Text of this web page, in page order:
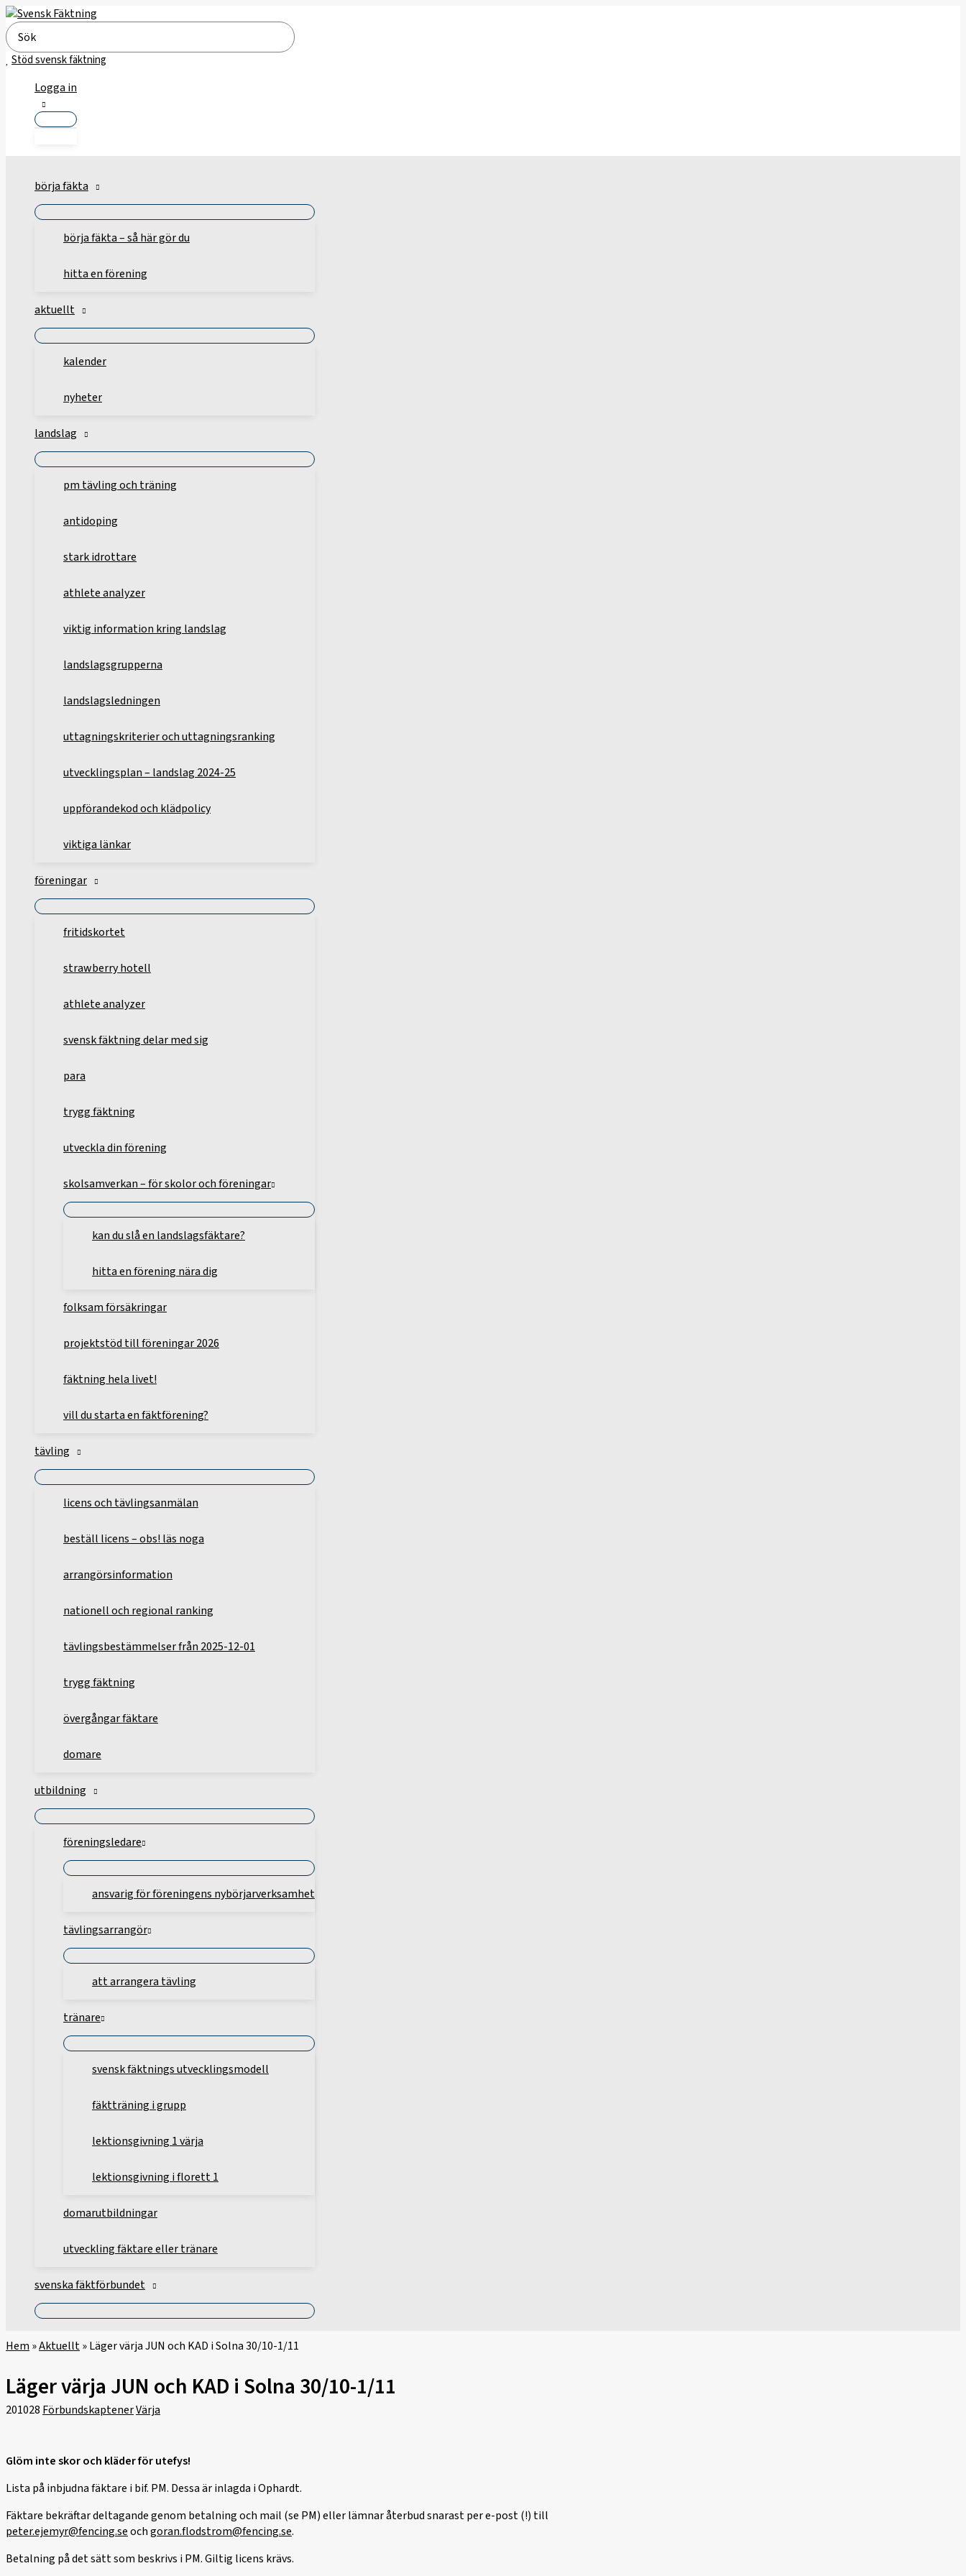
Hoppa
till
innehåll
Search
for:
Stöd svensk fäktning
Logga in
börja fäkta
börja fäkta – så här gör du
hitta en förening
aktuellt
kalender
nyheter
landslag
pm tävling och träning
antidoping
stark idrottare
athlete analyzer
viktig information kring landslag
landslagsgrupperna
landslagsledningen
uttagningskriterier och uttagningsranking
utvecklingsplan – landslag 2024-25
uppförandekod och klädpolicy
viktiga länkar
föreningar
fritidskortet
strawberry hotell
athlete analyzer
svensk fäktning delar med sig
para
trygg fäktning
utveckla din förening
skolsamverkan – för skolor och föreningar
kan du slå en landslagsfäktare?
hitta en förening nära dig
folksam försäkringar
projektstöd till föreningar 2026
fäktning hela livet!
vill du starta en fäktförening?
tävling
licens och tävlingsanmälan
beställ licens – obs! läs noga
arrangörsinformation
nationell och regional ranking
tävlingsbestämmelser från 2025-12-01
trygg fäktning
övergångar fäktare
domare
utbildning
föreningsledare
ansvarig för föreningens nybörjarverksamhet
tävlingsarrangör
att arrangera tävling
tränare
svensk fäktnings utvecklingsmodell
fäktträning i grupp
lektionsgivning 1 värja
lektionsgivning i florett 1
domarutbildningar
utveckling fäktare eller tränare
svenska fäktförbundet
Hem »Aktuellt»Läger värja JUN och KAD i Solna 30/10-1/11
Läger värja JUN och KAD i Solna 30/10-1/11
201028 FörbundskaptenerVärja
Glöm inte skor och kläder för utefys!
Lista på inbjudna fäktare i bif. PM. Dessa är inlagda i Ophardt.
Fäktare bekräftar deltagande genom betalning och mail (se PM) eller lämnar återbud snarast per e-post (!) till
peter.ejemyr@fencing.seochgoran.flodstrom@fencing.se.
Betalning på det sätt som beskrivs i PM. Giltig licens krävs.